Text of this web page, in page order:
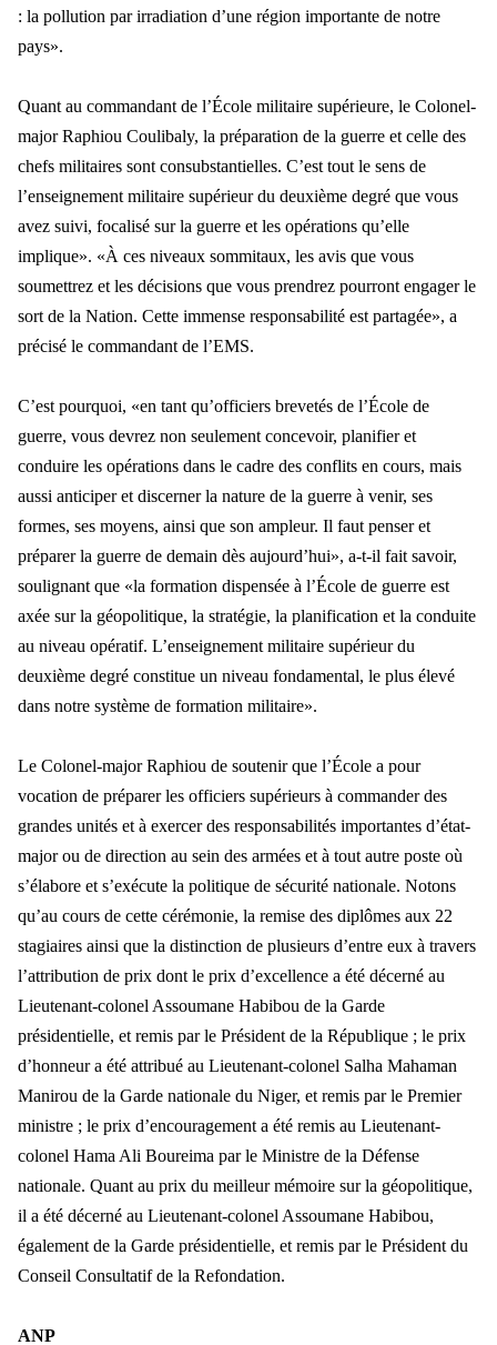
: la pollution par irradiation d’une région importante de notre
pays».
Quant au commandant de l’École militaire supérieure, le Colonel-
major Raphiou Coulibaly, la préparation de la guerre et celle des
chefs militaires sont consubstantielles. C’est tout le sens de
l’enseignement militaire supérieur du deuxième degré que vous
avez suivi, focalisé sur la guerre et les opérations qu’elle
implique». «À ces niveaux sommitaux, les avis que vous
soumettrez et les décisions que vous prendrez pourront engager le
sort de la Nation. Cette immense responsabilité est partagée», a
précisé le commandant de l’EMS.
C’est pourquoi, «en tant qu’officiers brevetés de l’École de
guerre, vous devrez non seulement concevoir, planifier et
conduire les opérations dans le cadre des conflits en cours, mais
aussi anticiper et discerner la nature de la guerre à venir, ses
formes, ses moyens, ainsi que son ampleur. Il faut penser et
préparer la guerre de demain dès aujourd’hui», a-t-il fait savoir,
soulignant que «la formation dispensée à l’École de guerre est
axée sur la géopolitique, la stratégie, la planification et la conduite
au niveau opératif. L’enseignement militaire supérieur du
deuxième degré constitue un niveau fondamental, le plus élevé
dans notre système de formation militaire».
Le Colonel-major Raphiou de soutenir que l’École a pour
vocation de préparer les officiers supérieurs à commanderdes
grandes unités et à exercer des responsabilités importantes d’état-
major ou de direction au sein des armées et à tout autre poste où
s’élabore et s’exécute la politique de sécurité nationale. Notons
qu’au cours de cette cérémonie, la remise des diplômes aux 22
stagiaires ainsi que la distinction de plusieurs d’entre eux à travers
l’attribution de prix dont le prix d’excellence a été décerné au
Lieutenant-colonel Assoumane Habibou de la Garde
présidentielle, et remis par le Président de la République ; le prix
d’honneur a été attribué au Lieutenant-colonel Salha Mahaman
Manirou de la Garde nationale du Niger, et remis par le Premier
ministre ; le prix d’encouragement a été remis au Lieutenant-
colonel Hama Ali Boureima par le Ministre de la Défense
nationale. Quant au prix du meilleur mémoire sur la géopolitique,
il a été décerné au Lieutenant-colonel Assoumane Habibou,
également de la Garde présidentielle, et remis par le Président du
Conseil Consultatif de la Refondation.
ANP